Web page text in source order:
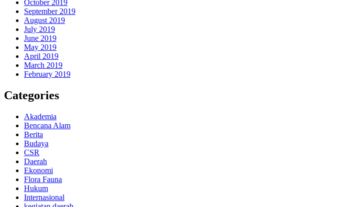
October 2019
September 2019
August 2019
July 2019
June 2019
May 2019
April 2019
March 2019
February 2019
Categories
Akademia
Bencana Alam
Berita
Budaya
CSR
Daerah
Ekonomi
Flora Fauna
Hukum
Internasional